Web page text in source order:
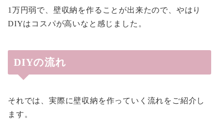
1万円弱で、壁収納を作ることが出来たので、やはり
DIYはコスパが高いなと感じました。
DIYの流れ
それでは、実際に壁収納を作っていく流れをご紹介し
ます。